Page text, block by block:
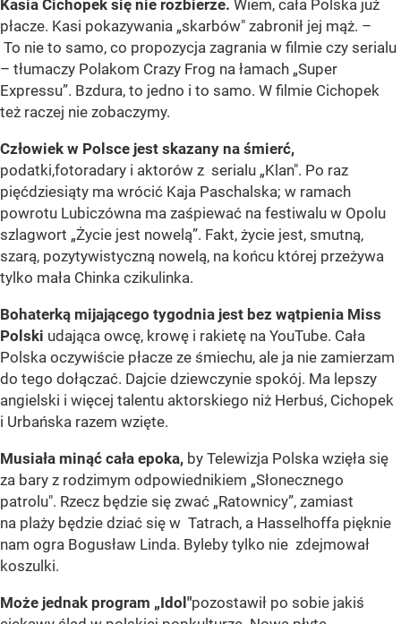
Kasia Cichopek się nie rozbierze. Wiem, cała Polska już
płacze. Kasi pokazywania „skarbów" zabronił jej mąż. –
To nie to samo, co propozycja zagrania w filmie czy serialu
– tłumaczy Polakom Crazy Frog na łamach „Super
Expressu”. Bzdura, to jedno i to samo. W filmie Cichopek
też raczej nie zobaczymy.
Człowiek w Polsce jest skazany na śmierć,
podatki,fotoradary i aktorów z serialu „Klan". Po raz
pięćdziesiąty ma wrócić Kaja Paschalska; w ramach
powrotu Lubiczówna ma zaśpiewać na festiwalu w Opolu
szlagwort „Życie jest nowelą”. Fakt, życie jest, smutną,
szarą, pozytywistyczną nowelą, na końcu której przeżywa
tylko mała Chinka czikulinka.
Bohaterką mijającego tygodnia jest bez wątpienia Miss
Polski udająca owcę, krowę i rakietę na YouTube. Cała
Polska oczywiście płacze ze śmiechu, ale ja nie zamierzam
do tego dołączać. Dajcie dziewczynie spokój. Ma lepszy
angielski i więcej talentu aktorskiego niż Herbuś, Cichopek
i Urbańska razem wzięte.
Musiała minąć cała epoka, by Telewizja Polska wzięła się
za bary z rodzimym odpowiednikiem „Słonecznego
patrolu". Rzecz będzie się zwać „Ratownicy”, zamiast
na plaży będzie dziać się w Tatrach, a Hasselhoffa pięknie
nam ogra Bogusław Linda. Byleby tylko nie zdejmował
koszulki.
Może jednak program „Idol"pozostawił po sobie jakiś